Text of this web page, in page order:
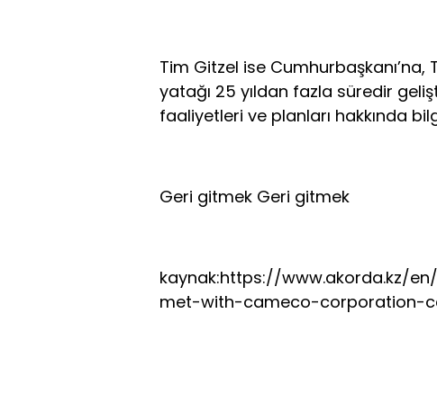
Tim Gitzel ise Cumhurbaşkanı’na,
yatağı 25 yıldan fazla süredir
faaliyetleri ve planları hakkında
Geri gitmek Geri gitmek
kaynak:https://www.akorda.kz/
met-with-cameco-corporation-